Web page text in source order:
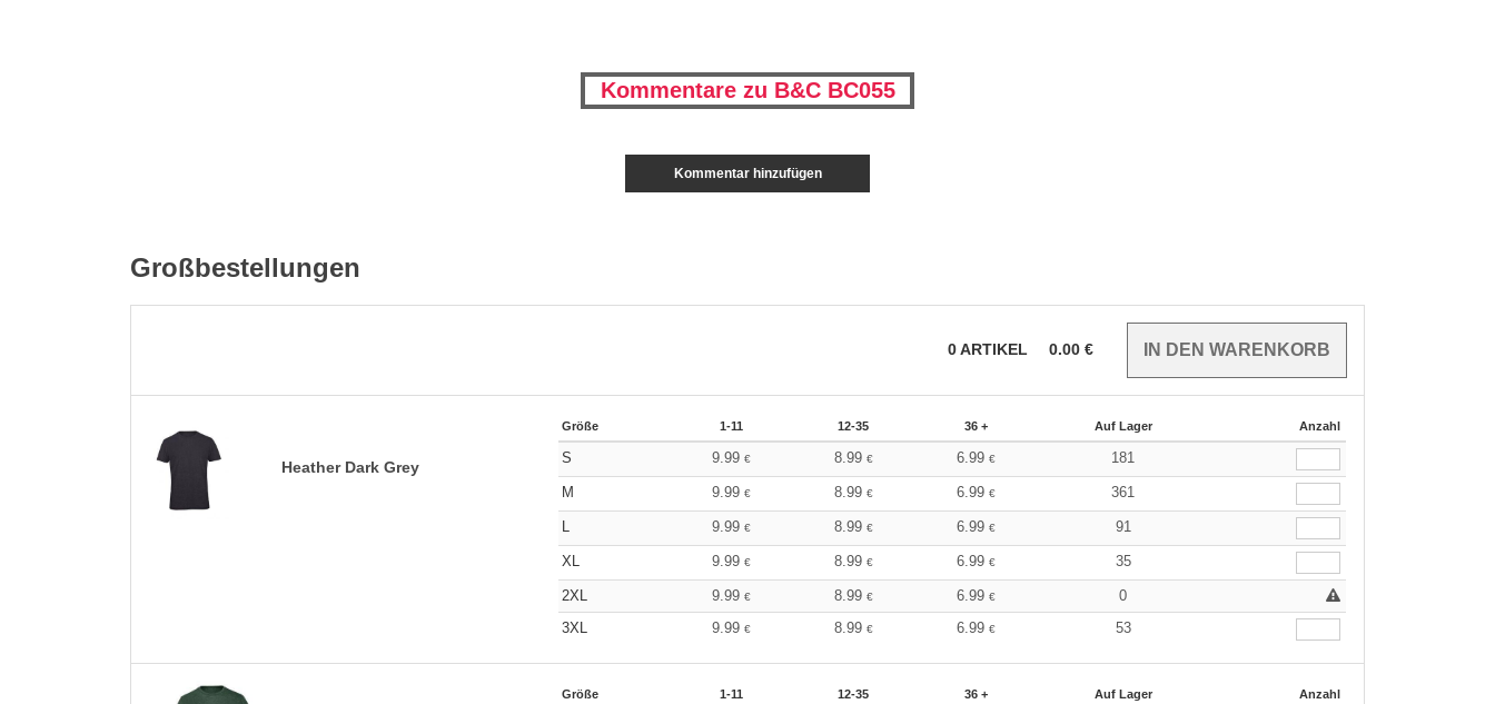
Kommentare zu B&C BC055
Kommentar hinzufügen
Großbestellungen
0ARTIKEL 0.00 €
Heather Dark Grey
Größe 1-11 12-35 36 + Auf Lager Anzahl
S 9.99 € 8.99 € 6.99€ 181
M 9.99 € 8.99 € 6.99€ 361
L 9.99 € 8.99 € 6.99€ 91
XL 9.99 € 8.99 € 6.99€ 35
2XL 9.99 € 8.99 € 6.99€
0
3XL
9.99 € 8.99 € 6.99€ 53
Größe 1-11 12-35 36 + Auf Lager Anzahl